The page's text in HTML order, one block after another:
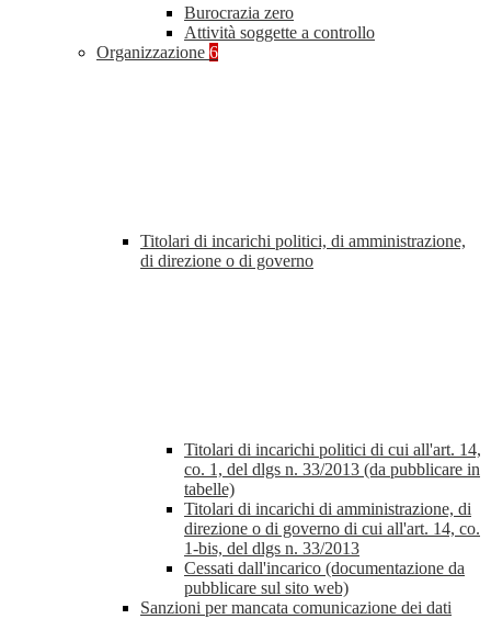
Burocrazia zero
Attività soggette a controllo
Organizzazione 6
Titolari di incarichi politici, di amministrazione,
di direzione o di governo
Titolari di incarichi politici di cui all'art. 14,
co. 1, del dlgs n. 33/2013 (da pubblicare in
tabelle)
Titolari di incarichi di amministrazione, di
direzione o di governo di cui all'art. 14, co.
1-bis, del dlgs n. 33/2013
Cessati dall'incarico (documentazione da
pubblicare sul sito web)
Sanzioni per mancata comunicazione dei dati